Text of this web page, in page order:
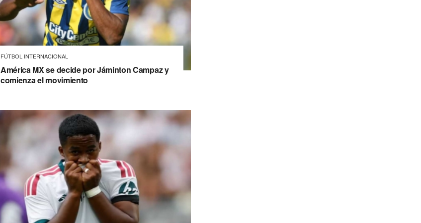
FÚTBOL INTERNACIONAL
América MX se decide por Jáminton Campaz y
comienza el movimiento